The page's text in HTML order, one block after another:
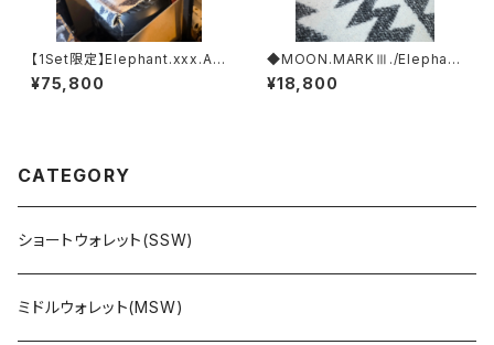
【1Set限定】Elephant.xxx.As
h'Gray-Black.Edition// JAC
K.RIDE.SSW
¥75,800
◆MOON.MARKⅢ./Elephan
t. Coin Case.xxx. Black.Edi
tion
¥18,800
CATEGORY
ショートウォレット(SSW)
ミドルウォレット(MSW)